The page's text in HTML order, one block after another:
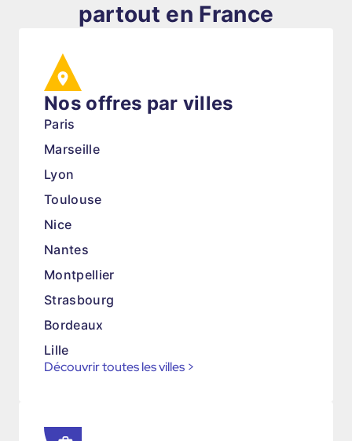
partout en France
Nos offres par villes
Paris
Marseille
Lyon
Toulouse
Nice
Nantes
Montpellier
Strasbourg
Bordeaux
Lille
Découvrir toutes les villes >